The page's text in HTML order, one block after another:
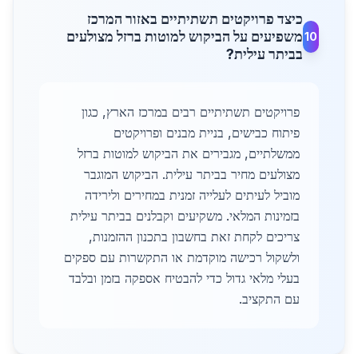
10
כיצד פרויקטים תשתיתיים באזור המרכז
משפיעים על הביקוש למוטות ברזל מצולעים
בביתר עילית?
פרויקטים תשתיתיים רבים במרכז הארץ, כגון
פיתוח כבישים, בניית מבנים ופרויקטים
ממשלתיים, מגבירים את הביקוש למוטות ברזל
מצולעים מחיר בביתר עילית. הביקוש המוגבר
מוביל לעיתים לעלייה זמנית במחירים ולירידה
בזמינות המלאי. משקיעים וקבלנים בביתר עילית
צריכים לקחת זאת בחשבון בתכנון ההזמנות,
ולשקול רכישה מוקדמת או התקשרות עם ספקים
בעלי מלאי גדול כדי להבטיח אספקה בזמן ובלבד
עם התקציב.